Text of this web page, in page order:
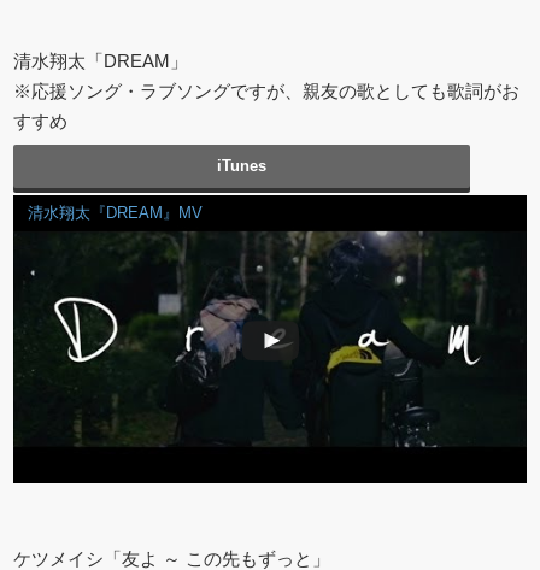
清水翔太「DREAM」
※応援ソング・ラブソングですが、親友の歌としても歌詞がお
すすめ
iTunes
清水翔太『DREAM』MV
ケツメイシ「友よ ～ この先もずっと」